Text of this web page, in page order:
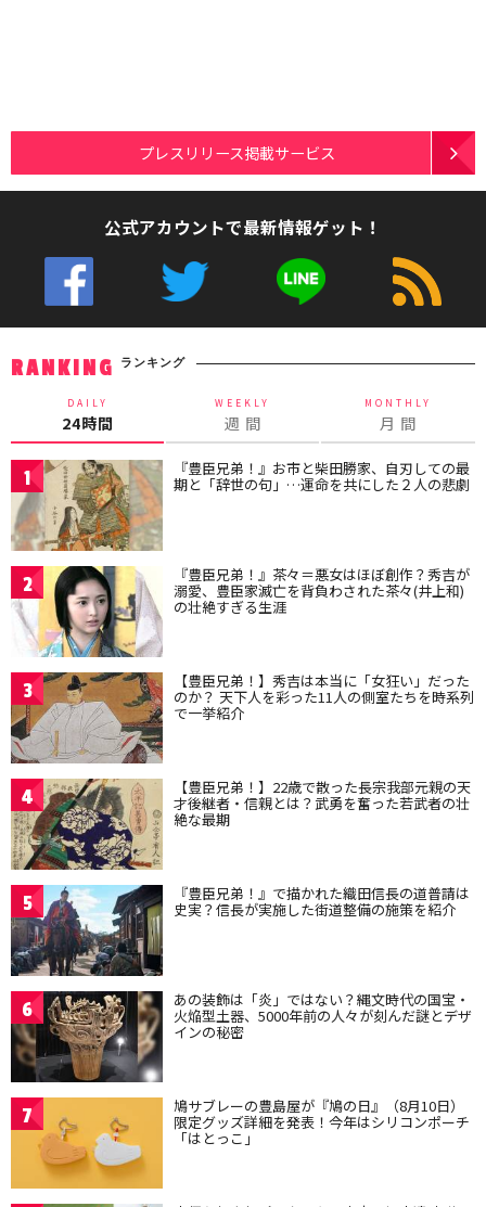
プレスリリース掲載サービス
公式アカウントで最新情報ゲット！
RANKING ランキング
DAILY
24時間
WEEKLY
週 間
MONTHLY
月 間
1 『豊臣兄弟！』お市と柴田勝家、自刃しての最
期と「辞世の句」…運命を共にした２人の悲劇
2 『豊臣兄弟！』茶々＝悪女はほぼ創作？秀吉が
溺愛、豊臣家滅亡を背負わされた茶々(井上和)
の壮絶すぎる生涯
3 【豊臣兄弟！】秀吉は本当に「女狂い」だった
のか？ 天下人を彩った11人の側室たちを時系列
で一挙紹介
4 【豊臣兄弟！】22歳で散った長宗我部元親の天
才後継者・信親とは？武勇を奮った若武者の壮
絶な最期
5 『豊臣兄弟！』で描かれた織田信長の道普請は
史実？信長が実施した街道整備の施策を紹介
6 あの装飾は「炎」ではない？縄文時代の国宝・
火焔型土器、5000年前の人々が刻んだ謎とデザ
インの秘密
7 鳩サブレーの豊島屋が『鳩の日』（8月10日）
限定グッズ詳細を発表！今年はシリコンポーチ
「はとっこ」